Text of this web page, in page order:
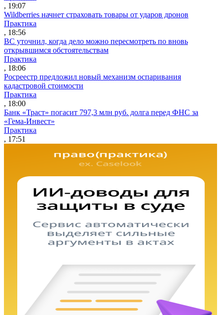
, 19:07
Wildberries начнет страховать товары от ударов дронов
Практика
, 18:56
ВС уточнил, когда дело можно пересмотреть по вновь
открывшимся обстоятельствам
Практика
, 18:06
Росреестр предложил новый механизм оспаривания
кадастровой стоимости
Практика
, 18:00
Банк «Траст» погасит 797,3 млн руб. долга перед ФНС за
«Гема-Инвест»
Практика
, 17:51